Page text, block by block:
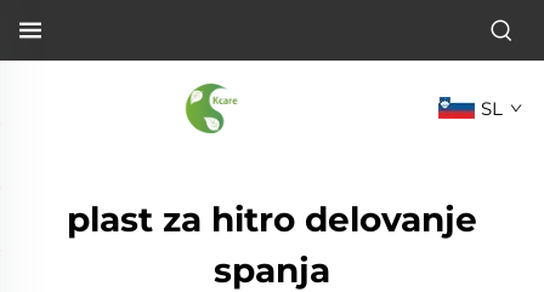
SL
plast za hitro delovanje
spanja